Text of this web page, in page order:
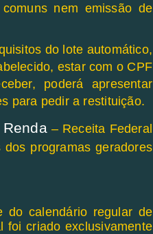
nem emissão de
do lote automático,
estar com o CPF
poderá apresentar
para pedir a restituição.
– Receita Federal
programas geradores
do calendário regular de
foi criado exclusivamente